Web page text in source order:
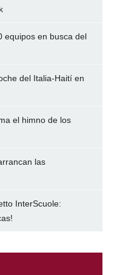
equipos en busca del
del Italia-Haití en
el himno de los
las
InterScuole: